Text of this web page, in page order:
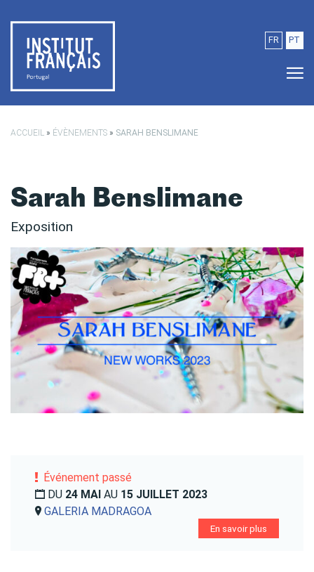
FR PT
ACCUEIL » ÉVÈNEMENTS » SARAH BENSLIMANE
Sarah Benslimane
Exposition
Événement passé
DU 24 MAI AU 15 JUILLET 2023
GALERIA MADRAGOA
En savoir plus